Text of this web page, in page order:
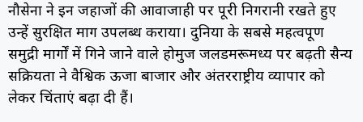
नौसेना ने इन जहाजों की आवाजाही पर पूरी निगरानी रखते हुए
उन्हें सुरक्षित मार्ग उपलब्ध कराया। दुनिया के सबसे महत्वपूर्ण
समुद्री मार्गों में गिने जाने वाले होर्मुज जलडमरूमध्य पर बढ़ती सैन्य
सक्रियता ने वैश्विक ऊर्जा बाजार और अंतरराष्ट्रीय व्यापार को
लेकर चिंताएं बढ़ा दी हैं।